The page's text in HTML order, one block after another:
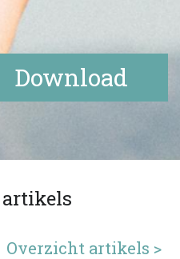
Download
artikels
Overzicht artikels >